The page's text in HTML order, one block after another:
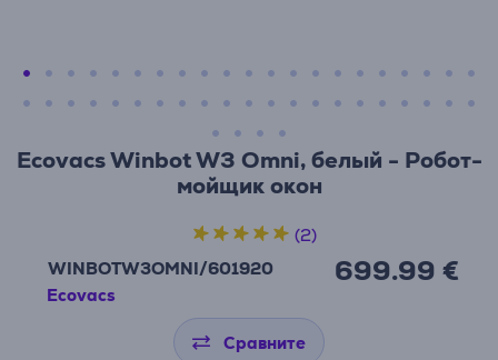
Ecovacs Winbot W3 Omni, белый - Робот-
мойщик окон
WINBOTW3OMNI/601920
Ecovacs
699.99 €
(2)
Сравните